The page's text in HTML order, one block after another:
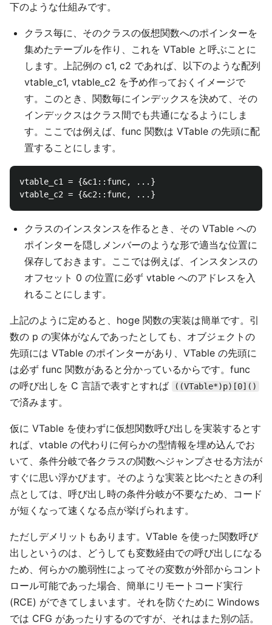
下のような仕組みです。
クラス毎に、そのクラスの仮想関数へのポインターを
集めたテーブルを作り、これを VTable と呼ぶことに
します。上記例の c1, c2 であれば、以下のような配列
vtable_c1, vtable_c2 を予め作っておくイメージで
す。このとき、関数毎にインデックスを決めて、その
インデックスはクラス間でも共通になるようにしま
す。ここでは例えば、func 関数は VTable の先頭に配
置することにします。
vtable_c1 = {&c1::func, ...}
クラスのインスタンスを作るとき、その VTable への
ポインターを隠しメンバーのような形で適当な位置に
保存しておきます。ここでは例えば、インスタンスの
オフセット 0 の位置に必ず vtable へのアドレスを入
れることにします。
上記のように定めると、hoge 関数の実装は簡単です。引
数の p の実体がなんであったとしても、オブジェクトの
先頭には VTable のポインターがあり、VTable の先頭に
は必ず func 関数があると分かっているからです。func
の呼び出しを C 言語で表すとすれば
((VTable*)p)[0]()
で済みます。
仮に VTable を使わずに仮想関数呼び出しを実装するとす
れば、vtable の代わりに何らかの型情報を埋め込んでお
いて、条件分岐で各クラスの関数へジャンプさせる方法が
すぐに思い浮かびます。そのような実装と比べたときの利
点としては、呼び出し時の条件分岐が不要なため、コード
が短くなって速くなる点が挙げられます。
ただしデメリットもあります。VTable を使った関数呼び
出しというのは、どうしても変数経由での呼び出しになる
ため、何らかの脆弱性によってその変数が外部からコント
ロール可能であった場合、簡単にリモートコード実行
(RCE) ができてしまいます。それを防ぐために Windows
では CFG があったりするのですが、それはまた別の話。